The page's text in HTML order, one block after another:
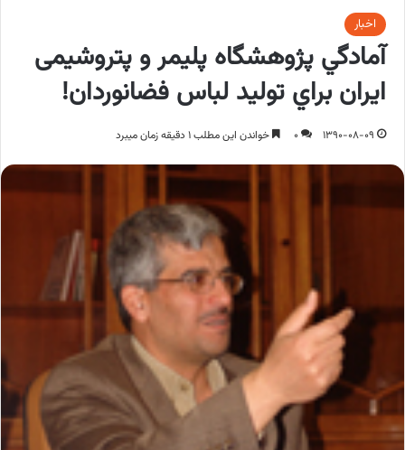
اخبار
آمادگي پژوهشگاه پليمر و پتروشیمی
ایران براي توليد لباس فضانوردان!
1390-08-09
0 خواندن این مطلب 1 دقیقه زمان میبرد